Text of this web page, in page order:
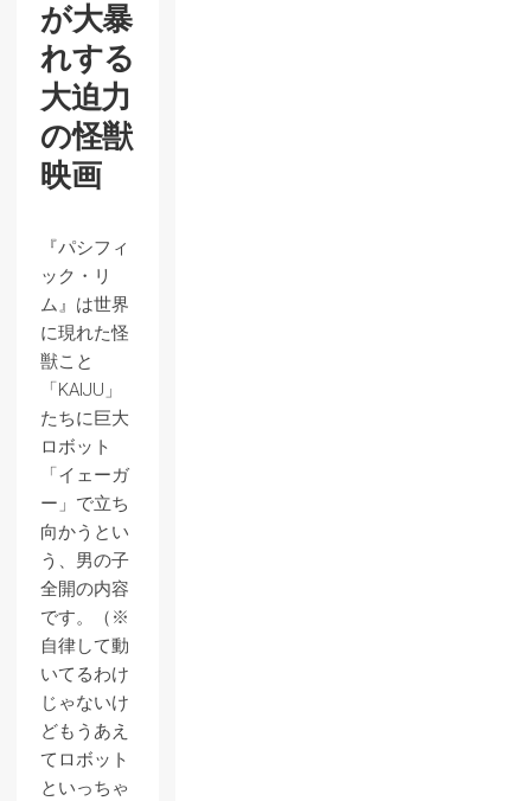
が大暴
れする
大迫力
の怪獣
映画
『パシフィ
ック・リ
ム』は世界
に現れた怪
獣こと
「KAIJU」
たちに巨大
ロボット
「イェーガ
ー」で立ち
向かうとい
う、男の子
全開の内容
です。（※
自律して動
いてるわけ
じゃないけ
どもうあえ
てロボット
といっちゃ